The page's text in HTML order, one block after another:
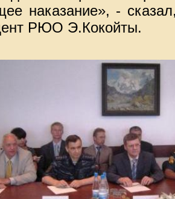
наказание», -
РЮО Э.Кокойты.